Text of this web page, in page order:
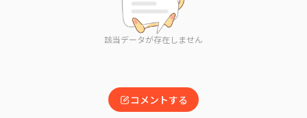
該当データが存在しません
コメントする